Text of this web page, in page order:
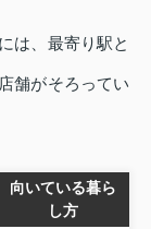
は、最寄り駅と
舗がそろってい
向いている暮ら
し方